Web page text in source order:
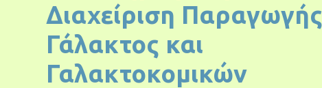
Διαχείριση Παραγωγής
Γάλακτος και
Γαλακτοκομικών